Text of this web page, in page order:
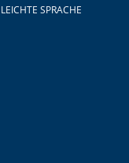
LEICHTE SPRACHE